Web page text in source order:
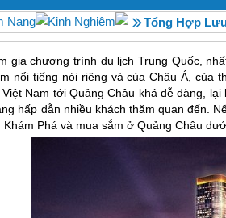
Nang Kinh Nghiệm Tổng Hợp
gia chương trình du lịch Trung Quốc,
nổi tiếng nói riêng và của Châu Á, của
Nam tới Quảng Châu khá dễ dàng,
hấp dẫn nhiều khách thăm quan đến.
Khám Phá và mua sắm ở Quảng Châu